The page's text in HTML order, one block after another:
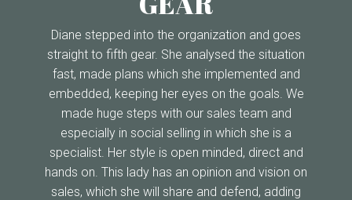
zichtbaarheid en social selling.